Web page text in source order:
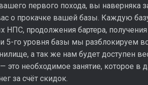
первого похода, вы наверняка
о прокачке вашей базы. Каждую
НПС, продолжения бартера,
5-го уровня базы мы разблокируем
а так же нам будет доступен
это необходимое занятие, которое
за счёт скидок.